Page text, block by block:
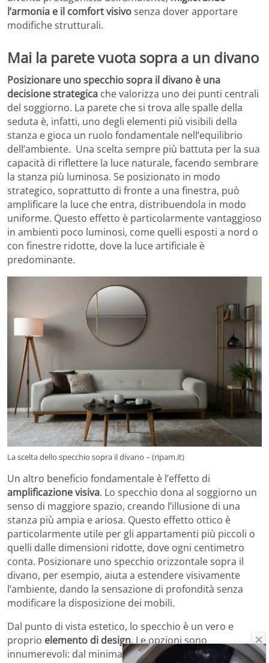
l’armonia e il comfort visivosenza dover apportare
modifiche strutturali.
Mai la parete vuota sopra a un divano
Posizionare uno specchio sopra il divano è una
decisione strategica che valorizza uno dei punti centrali
del soggiorno. La parete che si trova alle spalle della
seduta è, infatti, uno degli elementi più visibili della
stanza e gioca un ruolo fondamentale nell’equilibrio
dell’ambiente. Una scelta sempre più battuta per la sua
capacità di riflettere la luce naturale, facendo sembrare
la stanza più luminosa. Se posizionato in modo
strategico, soprattutto di fronte a una finestra, può
amplificare la luce che entra, distribuendola in modo
uniforme. Questo effetto è particolarmente vantaggioso
in ambienti poco luminosi, come quelli esposti a nord o
con finestre ridotte, dove la luce artificiale è
predominante.
La scelta dello specchio sopra il divano – (ripam.it)
Un altro beneficio fondamentale è l’effetto di
amplificazione visiva. Lo specchio dona al soggiorno un
senso di maggiore spazio, creando l’illusione di una
stanza più ampia e ariosa. Questo effetto ottico è
particolarmente utile per gli appartamenti più piccoli o
quelli dalle dimensioni ridotte, dove ogni centimetro
conta. Posizionare uno specchio orizzontale sopra il
divano, per esempio, aiuta a estendere visivamente
l’ambiente, dando la sensazione di profondità senza
modificare la disposizione dei mobili.
Dal punto di vista estetico, lo specchio è un vero e
proprio elemento di design. Le opzioni sono
innumerevoli: dal minimalismo più rigoroso con cornici